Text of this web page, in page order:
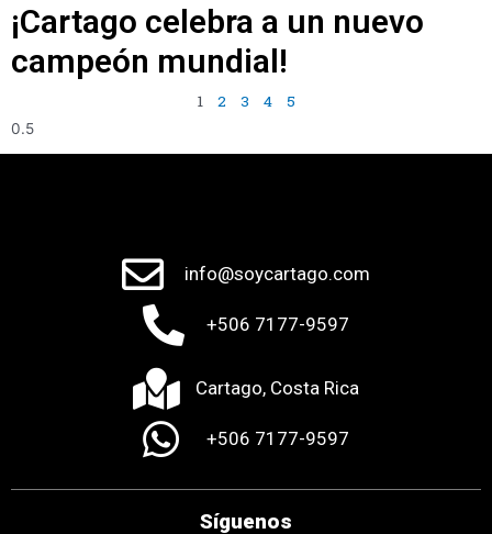
¡Cartago celebra a un nuevo
campeón mundial!
1 2 3 4 5
info@soycartago.com
+506 7177-9597
Cartago, Costa Rica
+506 7177-9597
Síguenos